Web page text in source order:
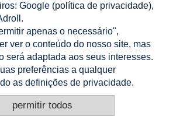
INFORMAÇÃO
CONTACTO
Altamira Sp. z o. o.
6/51, 95-040 Koluszki, Polónia
+48 724 999 949
info@e-altamira.pt
Google (política de privacidade),
apenas o necessário",
ver o conteúdo do nosso site, mas
será adaptada aos seus interesses.
preferências a qualquer
as definições de privacidade.
permitir todos